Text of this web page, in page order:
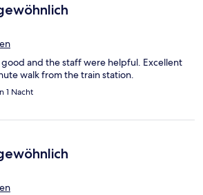
and the staff were helpful. Excellent
walk from the train station.
1 Nacht